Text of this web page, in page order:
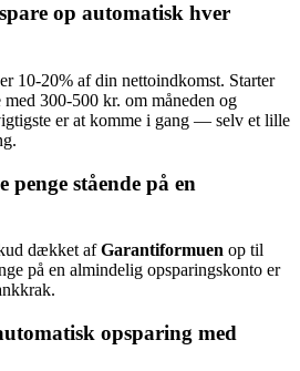
op automatisk hver
10-20% af din nettoindkomst. Starter
300-500 kr. om måneden og
er at komme i gang — selv et lille
stående på en
dækket afGarantiformuen op til
på en almindelig opsparingskonto er
opsparing med